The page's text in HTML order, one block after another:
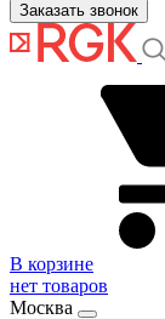
Заказать звонок
В корзине
нет товаров
Москва